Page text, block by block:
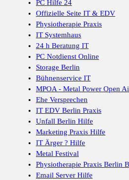
PC Hilfe 24
Offizielle Seite IT & EDV
Physiotherapie Praxis
IT Systemhaus
24 h Beratung IT
PC Notdienst Online
Storage Berlin
Bühnenservice IT
MPOA - Metal Power Open
Ehe Versprechen
IT EDV Berlin Praxis
Unfall Berlin Hilfe
Marketing Praxis Hilfe
IT Ärger ? Hilfe
Metal Festival
Physiotherapie Praxis Berlin
Email Server Hilfe